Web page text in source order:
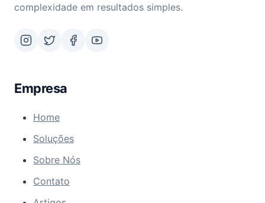
complexidade em resultados simples.
Empresa
Home
Soluções
Sobre Nós
Contato